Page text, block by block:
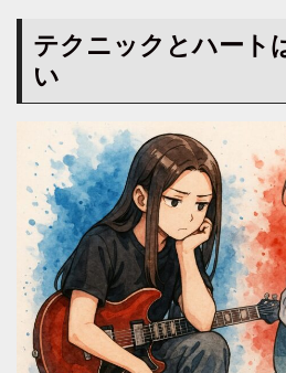
テクニックとハート
い